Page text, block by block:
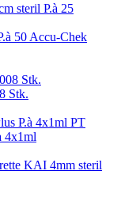
steril P.à 25
Accu-Chek
Stk.
PT
4x1ml
KAI 4mm steril